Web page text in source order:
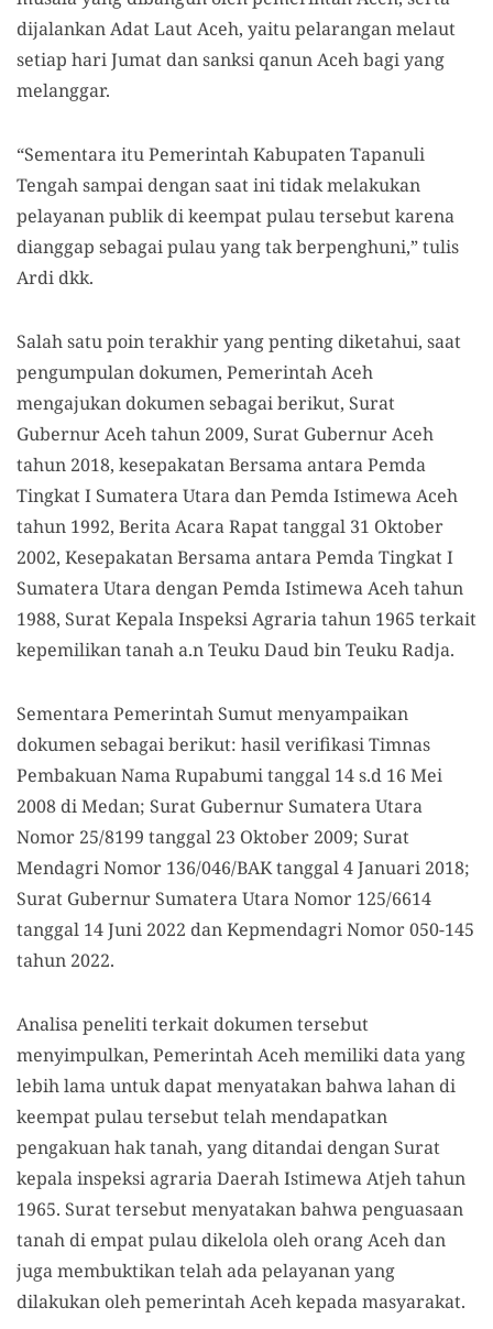
dijalankan Adat Laut Aceh, yaitu pelarangan melaut
setiap hari Jumat dan sanksi qanun Aceh bagi yang
melanggar.
“Sementara itu Pemerintah Kabupaten Tapanuli
Tengah sampai dengan saat ini tidak melakukan
pelayanan publik di keempat pulau tersebut karena
dianggap sebagai pulau yang tak berpenghuni,” tulis
Ardi dkk.
Salah satu poin terakhir yang penting diketahui, saat
pengumpulan dokumen, Pemerintah Aceh
mengajukan dokumen sebagai berikut, Surat
Gubernur Aceh tahun 2009, Surat Gubernur Aceh
tahun 2018, kesepakatan Bersama antara Pemda
Tingkat I Sumatera Utara dan Pemda Istimewa Aceh
tahun 1992, Berita Acara Rapat tanggal 31 Oktober
2002, Kesepakatan Bersama antara Pemda Tingkat I
Sumatera Utara dengan Pemda Istimewa Aceh tahun
1988, Surat Kepala Inspeksi Agraria tahun 1965 terkait
kepemilikan tanah a.n Teuku Daud bin Teuku Radja.
Sementara Pemerintah Sumut menyampaikan
dokumen sebagai berikut: hasil verifikasi Timnas
Pembakuan Nama Rupabumi tanggal 14 s.d 16 Mei
2008 di Medan; Surat Gubernur Sumatera Utara
Nomor 25/8199 tanggal 23 Oktober 2009; Surat
Mendagri Nomor 136/046/BAK tanggal 4 Januari 2018;
Surat Gubernur Sumatera Utara Nomor 125/6614
tanggal 14 Juni 2022 dan Kepmendagri Nomor 050-145
tahun 2022.
Analisa peneliti terkait dokumen tersebut
menyimpulkan, Pemerintah Aceh memiliki data yang
lebih lama untuk dapat menyatakan bahwa lahan di
keempat pulau tersebut telah mendapatkan
pengakuan hak tanah, yang ditandai dengan Surat
kepala inspeksi agraria Daerah Istimewa Atjeh tahun
1965. Surat tersebut menyatakan bahwa penguasaan
tanah di empat pulau dikelola oleh orang Aceh dan
juga membuktikan telah ada pelayanan yang
dilakukan oleh pemerintah Aceh kepada masyarakat.